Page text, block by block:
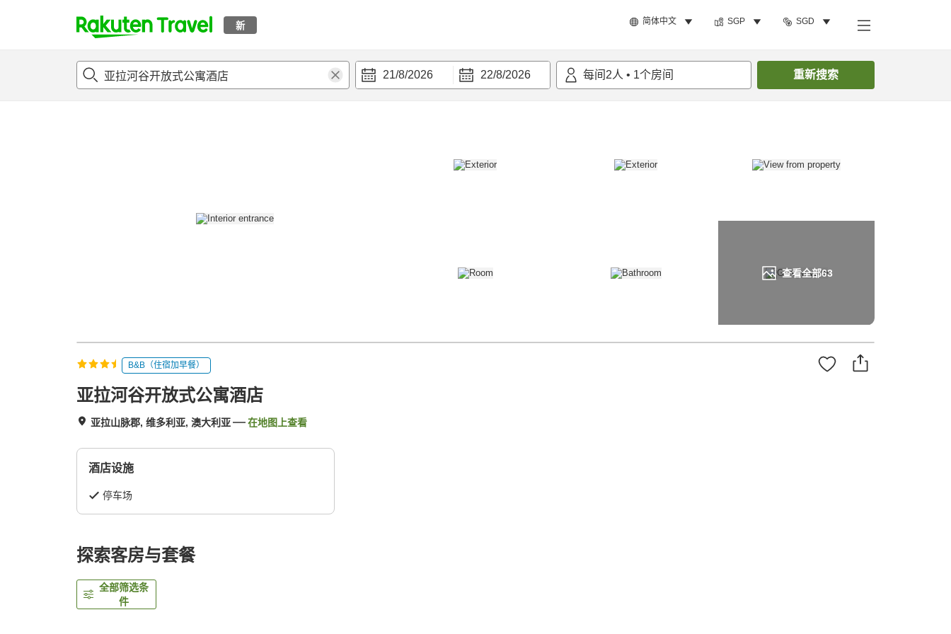
新 简体中文 SGP SGD
t
p
21/8/2026 22/8/2026 每间 2人 • 1个房间 重新搜索
查看全部63
概况 客房及住宿套餐评论设施 搜索客房
B&B（住宿加早餐）
亚拉河谷开放式公寓酒店
亚拉山脉郡, 维多利亚, 澳大利亚 在地图上查看
酒店设施
停车场
探索客房与套餐
全部筛选条
件